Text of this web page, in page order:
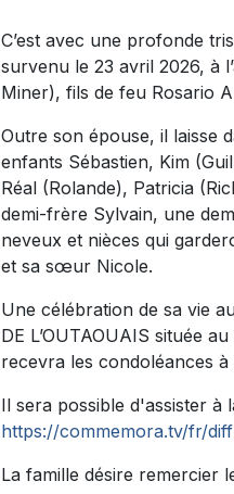
C’est avec une profonde
survenu le 23 avril 2026, à
Miner), fils de feu Rosario
Outre son épouse, il laisse
enfants Sébastien, Kim
Réal (Rolande), Patricia
demi-frère Sylvain, une
neveux et nièces qui
et sa sœur Nicole.
Une célébration de sa vie
DE L’OUTAOUAIS située
recevra les condoléances à
Il sera possible d'assister à
https://commemora.tv/fr/
La famille désire remercier